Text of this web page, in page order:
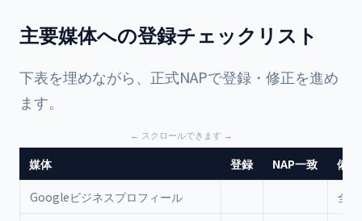
主要媒体への登録チェックリスト
下表を埋めながら、正式NAPで登録・修正を進め
ます。
媒体 登録 NAP一致 備考
Googleビジネスプロフィール 全